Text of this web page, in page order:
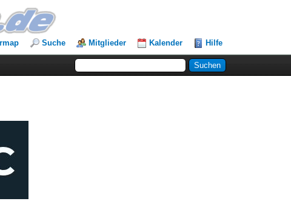
Suche Mitglieder Kalender Hilfe